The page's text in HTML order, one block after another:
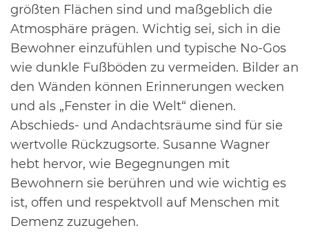
größten Flächen sind und maßgeblich die
Atmosphäre prägen. Wichtig sei, sich in die
Bewohner einzufühlen und typische No-Gos
wie dunkle Fußböden zu vermeiden. Bilder an
den Wänden können Erinnerungen wecken
und als „Fenster in die Welt“ dienen.
Abschieds- und Andachtsräume sind für sie
wertvolle Rückzugsorte. Susanne Wagner
hebt hervor, wie Begegnungen mit
Bewohnern sie berühren und wie wichtig es
ist, offen und respektvoll auf Menschen mit
Demenz zuzugehen.